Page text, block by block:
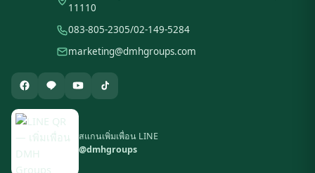
11110
083-805-2305/02-149-5284
marketing@dmhgroups.com
สแกนเพิ่มเพื่อน LINE
@dmhgroups